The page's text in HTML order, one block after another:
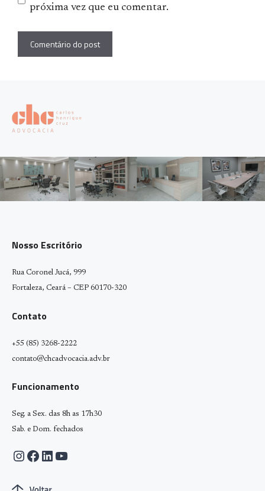
próxima vez que eu comentar.
Nosso Escritório
Rua Coronel Jucá, 999
Fortaleza, Ceará – CEP 60170-320
Contato
+55 (85) 3268-2222
contato@chcadvocacia.adv.br
Funcionamento
Seg. a Sex. das 8h as 17h30
Sab. e Dom. fechados
Instagram
Facebook
LinkedIn
Youtube